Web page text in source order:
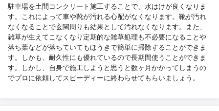
駐車場を土間コンクリート施工することで、水はけが良くなりま
す。これによって車や靴が汚れる心配がなくなります。靴が汚れ
なくなることで玄関周りも結果として汚れなくなります。また、
雑草が生えてこなくなり定期的な雑草処理も不必要になることや
落ち葉などが落ちていてもほうきで簡単に掃除することができま
す。しかも、耐久性にも優れているので長期間使うことができま
す。しかし、自身で施工しようと思うと数ヶ月かかってしまうの
でプロに依頼してスピーディーに終わらせてもらいましょう。